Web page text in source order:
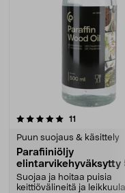
11
Puun suojaus & käsittely
Parafiiniöljy
elintarvikehyväksytty
Suojaa ja hoitaa puisia
keittiövälineitä ja
4.0 viidestä